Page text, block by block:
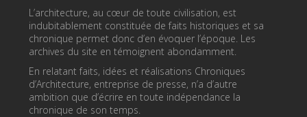
L’architecture, au cœur de toute civilisation, est
indubitablement constituée de faits historiques et sa
chronique permet donc d’en évoquer l’époque. Les
archives du site en témoignent abondamment.
En relatant faits, idées et réalisations Chroniques
d’Architecture, entreprise de presse, n’a d’autre
ambition que d’écrire en toute indépendance la
chronique de son temps.